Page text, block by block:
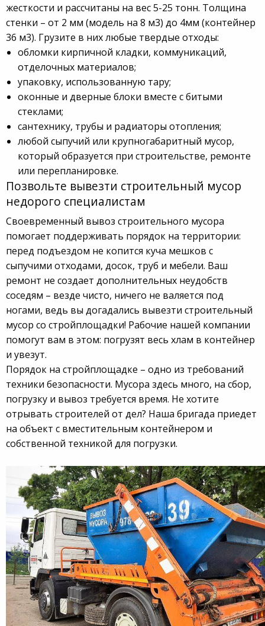
жесткости и рассчитаны на вес 5-25 тонн. Толщина
стенки – от 2 мм (модель на 8 м3) до 4мм (контейнер
36 м3). Грузите в них любые твердые отходы:
обломки кирпичной кладки, коммуникаций,
отделочных материалов;
упаковку, использованную тару;
оконные и дверные блоки вместе с битыми
стеклами;
сантехнику, трубы и радиаторы отопления;
любой сыпучий или крупногабаритный мусор,
который образуется при строительстве, ремонте
или перепланировке.
Позвольте вывезти строительный мусор
недорого специалистам
Своевременный вывоз строительного мусора
помогает поддерживать порядок на территории:
перед подъездом не копится куча мешков с
сыпучими отходами, досок, труб и мебели. Ваш
ремонт не создает дополнительных неудобств
соседям – везде чисто, ничего не валяется под
ногами, ведь вы догадались вывезти строительный
мусор со стройплощадки! Рабочие нашей компании
помогут вам в этом: погрузят весь хлам в контейнер
и увезут.
Порядок на стройплощадке – одно из требований
техники безопасности. Мусора здесь много, на сбор,
погрузку и вывоз требуется время. Не хотите
отрывать строителей от дел? Наша бригада приедет
на объект с вместительным контейнером и
собственной техникой для погрузки.